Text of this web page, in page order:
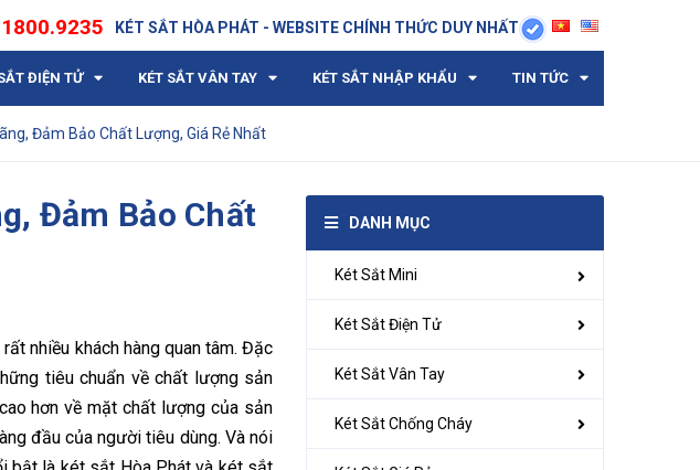
1800.9235 KÉT SẮT HÒA PHÁT - WEBSITE CHÍNH THỨC DUY NHẤT
ĐIỆN TỬ KÉT SẮT VÂN TAY KÉT SẮT NHẬP KHẨU TIN TỨC
Đảm Bảo Chất Lượng, Giá Rẻ Nhất
Đảm Bảo Chất
nhiều khách hàng quan tâm. Đặc
tiêu chuẩn về chất lượng sản
hơn về mặt chất lượng của sản
đầu của người tiêu dùng. Và nói
DANH MỤC
Két Sắt Mini
Két Sắt Điện Tử
Két Sắt Vân Tay
Két Sắt Chống Cháy